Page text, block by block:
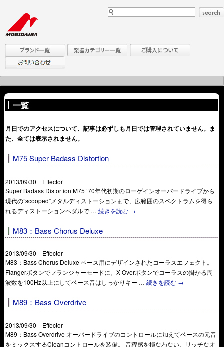
一覧
月日でのアクセスについて、記事は必ずしも月日では管理されていません。ま
た、全ては表示されません。
M75 Super Badass Distortion
2013/09/30 Effector
Super Badass Distortion M75 ’70年代初期のローゲインオーバードライブから
現代の”scooped”メタルディストーションまで、広範囲のスペクトラムを得ら
れるディストーションペダルで …続きを読む →
M83：Bass Chorus Deluxe
2013/09/30 Effector
M83：Bass Chorus Deluxe ベース用にデザインされたコーラスエフェクト。
Flangerボタンでフランジャーモードに。X-Overボタンでコーラスの掛かる周
波数を100Hz以上にしてベース音はしっかりキー …続きを読む →
M89：Bass Overdrive
2013/09/30 Effector
M89：Bass Overdrive オーバードライブのコントロールに加えてベースの元音
をミックスするCleanコントロールを装備。 音程感を損なわない、リッチなオ